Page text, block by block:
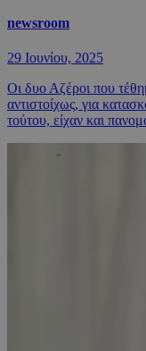
newsroom
29 Ιουνίου, 2025
Οι δυο Αζέροι που
αντιστοίχως, για
τούτου, είχαν και